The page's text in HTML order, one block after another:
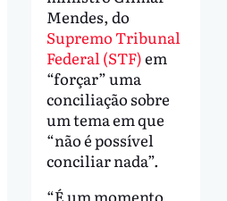
Mendes, do
Supremo Tribunal
Federal (STF)em
“forçar” uma
conciliação sobre
um tema em que
“não é possível
conciliar nada”.
“É um momento